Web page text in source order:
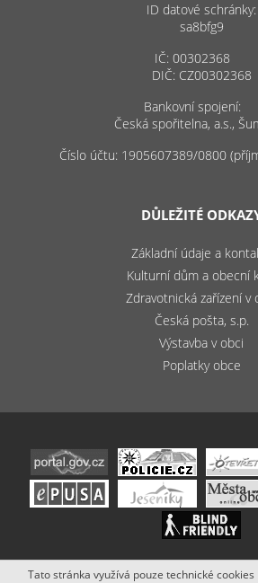
ID datové schránky:
sa8bfg9
IČ: 00302368
DIČ: CZ00302368
Bankovní spojení:
Česká spořitelna, a.s.,
Číslo účtu: 1905607389/0800
DŮLEŽITÉ
Základní údaje a
Kulturní dům a obecní
Zdravotnická zařízení v
Česká pošta, s.p.
Výstavba v obci
Poplatky obce
Tato stránka využívá pouze technické